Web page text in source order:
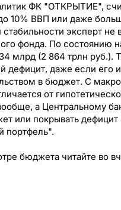
ФК "ОТКРЫТИЕ",
10% ВВП или даже
эксперт
фонда. По состоянию
млрд (2 864 трлн
дефицит, даже если его
в бюджет. С
от
а Центральному
или покрывать
портфель".
бюджета читайте во